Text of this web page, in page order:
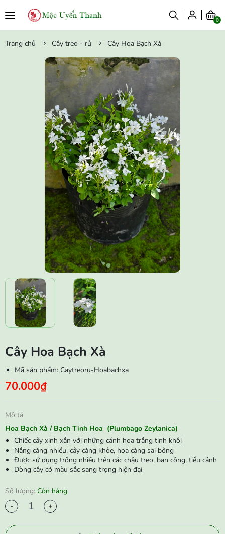
0
Trang chủ Cây treo - rủ Cây Hoa Bạch Xà
Cây Hoa Bạch Xà
Mã sản phẩm: Caytreoru-Hoabachxa
70.000₫
Mô tả
Hoa Bạch Xà / Bạch Tinh Hoa (Plumbago Zeylanica)
Chiếc cây xinh xắn với những cánh hoa trắng tinh khôi
Nắng càng nhiều, cây càng khỏe, hoa càng sai bông
Được sử dụng trồng nhiều trên các chậu treo, ban công, tiểu cảnh
Dòng cây có màu sắc sang trọng hiện đại
Số lượng: Còn hàng
-
+